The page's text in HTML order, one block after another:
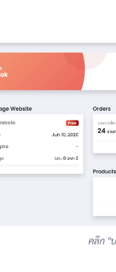
คลิก "